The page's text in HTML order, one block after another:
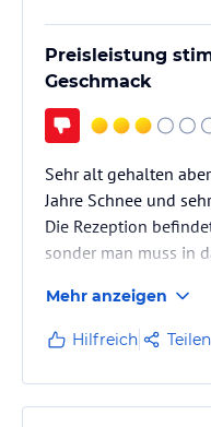
Preisleistung
Geschmack
Sehr alt gehalten
Jahre Schnee und
Die Rezeption
sonder man muss in
Mehr anzeigen
Hilfreich Teilen